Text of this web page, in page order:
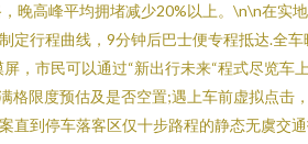
晚高峰平均拥堵减少20%以上。\n\n在实
定行程曲线，9分钟后巴士便专程抵达.全车
，市民可以通过“新出行未来“程式尽览车
格限度预估及是否空置;遇上车前虚拟点击
直到停车落客区仅十步路程的静态无虞交